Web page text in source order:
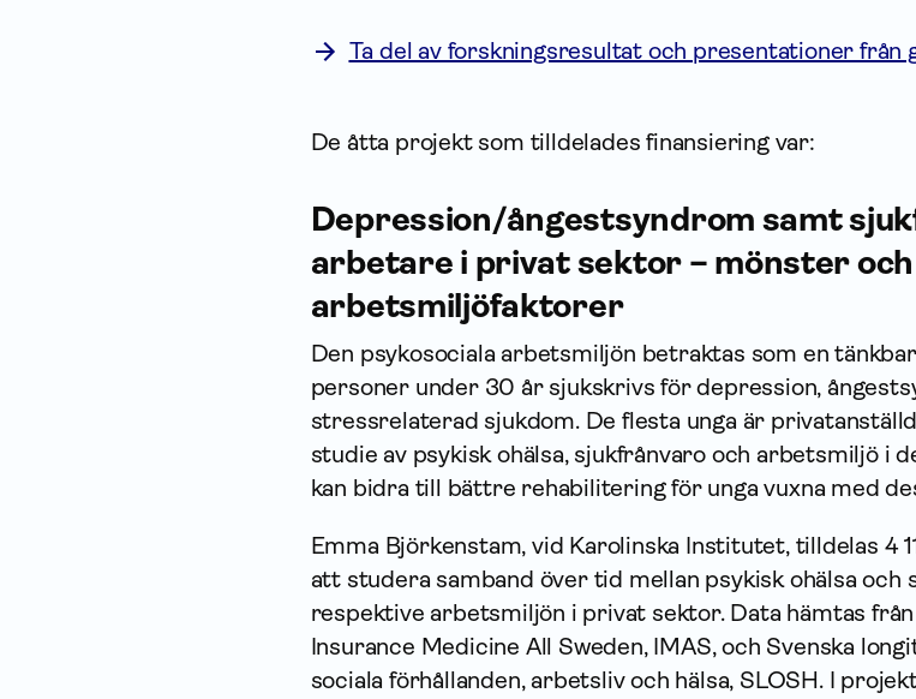
Ta del av forskningsresultat och presentationer från
De åtta projekt som tilldelades finansiering var:
Depression/ångestsyndrom samt
arbetare i privat sektor – mönster
arbetsmiljöfaktorer
Den psykosociala arbetsmiljön betraktas som en
personer under 30 år sjukskrivs för depression,
stressrelaterad sjukdom. De flesta unga är
studie av psykisk ohälsa, sjukfrånvaro och arbetsmiljö i
kan bidra till bättre rehabilitering för unga vuxna med
Emma Björkenstam, vid Karolinska Institutet, tilldelas 4
att studera samband över tid mellan psykisk ohälsa och
respektive arbetsmiljön i privat sektor. Data hämtas
Insurance Medicine All Sweden, IMAS, och Svenska
sociala förhållanden, arbetsliv och hälsa, SLOSH. I